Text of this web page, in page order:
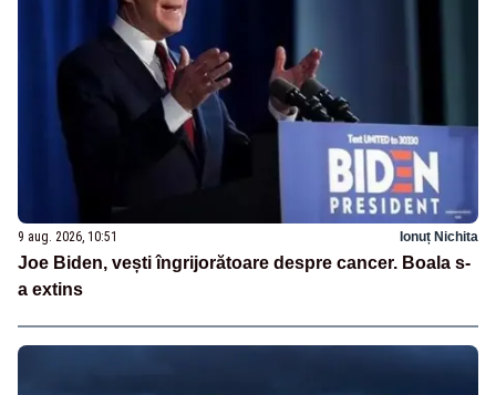
9 aug. 2026, 10:51 Ionuț Nichita
Joe Biden, vești îngrijorătoare despre cancer. Boala s-
a extins